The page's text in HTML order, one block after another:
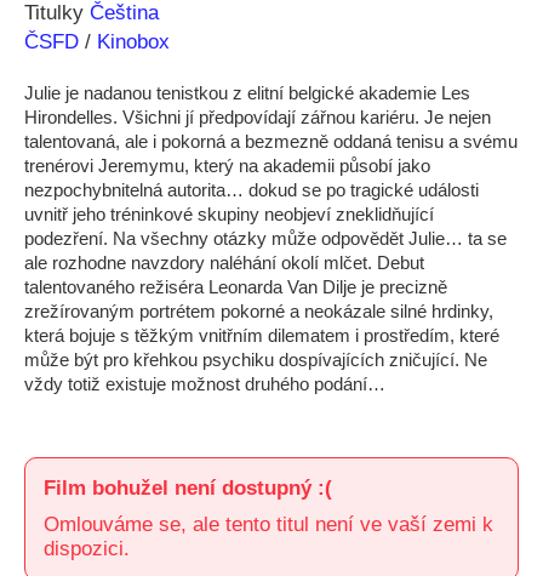
Titulky Čeština
ČSFD / Kinobox
Julie je nadanou tenistkou z elitní belgické akademie Les
Hirondelles. Všichni jí předpovídají zářnou kariéru. Je nejen
talentovaná, ale i pokorná a bezmezně oddaná tenisu a svému
trenérovi Jeremymu, který na akademii působí jako
nezpochybnitelná autorita… dokud se po tragické události
uvnitř jeho tréninkové skupiny neobjeví zneklidňující
podezření. Na všechny otázky může odpovědět Julie… ta se
ale rozhodne navzdory naléhání okolí mlčet. Debut
talentovaného režiséra Leonarda Van Dilje je precizně
zrežírovaným portrétem pokorné a neokázale silné hrdinky,
která bojuje s těžkým vnitřním dilematem i prostředím, které
může být pro křehkou psychiku dospívajících zničující. Ne
vždy totiž existuje možnost druhého podání…
Film bohužel není dostupný :(
Omlouváme se, ale tento titul není ve vaší zemi k
dispozici.